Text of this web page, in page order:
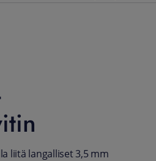
liitä langalliset 3,5 mm